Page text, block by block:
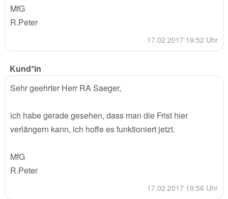
MfG
R.Peter
17.02.2017 19:52 Uhr
Kund*in
Sehr geehrter Herr RA Saeger,
ich habe gerade gesehen, dass man die Frist hier
verlängern kann, ich hoffe es funktioniert jetzt.
MfG
R.Peter
17.02.2017 19:56 Uhr